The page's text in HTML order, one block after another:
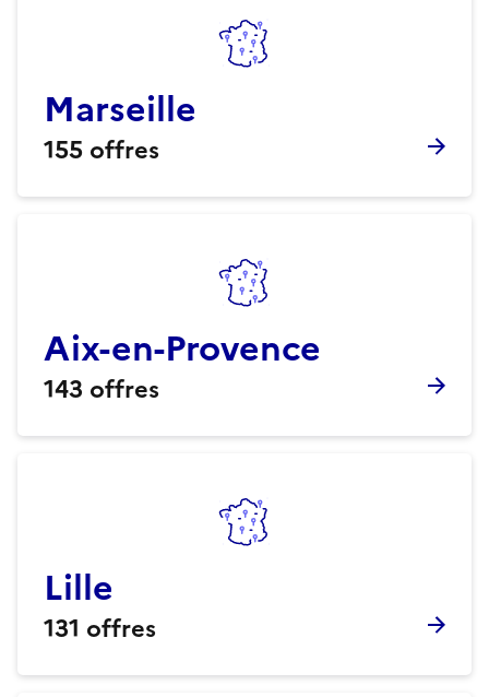
Marseille
155 offres
Aix-en-Provence
143 offres
Lille
131 offres